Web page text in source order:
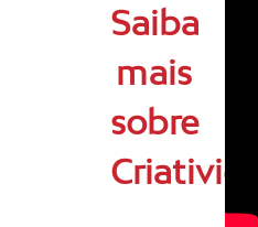
Saiba
mais
sobre